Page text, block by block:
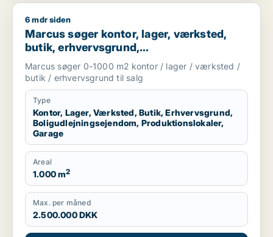
Marcus søger kontor, lager, værksted, butik,
6 mdr siden
Marcus søger kontor, lager, værksted,
butik, erhvervsgrund,
boligudlejningsejendom,
produktionslokaler eller garage til salg i
Storkøbenhavn
Marcus søger 0-1000 m2 kontor / lager / værksted /
butik / erhvervsgrund til salg
Type
Kontor, Lager, Værksted, Butik, Erhvervsgrund,
Boligudlejningsejendom, Produktionslokaler,
Garage
Areal
1.000 m2
Max. per måned
2.500.000 DKK